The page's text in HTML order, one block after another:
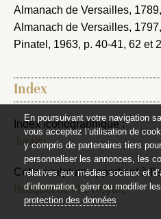
Almanach de Versailles, 1789
Almanach de Versailles, 1797
Pinatel, 1963, p. 40-41, 62 et
Index
Index iconographique :
Jupiter
Cette sculpture appartient à
Bosquet de l’Ile Royale
En poursuivant votre navigation
vous acceptez l’utilisation de
y compris de partenaires tiers
personnaliser les annonces, les
relatives aux médias sociaux et
d’information, gérer ou modifier
protection des données